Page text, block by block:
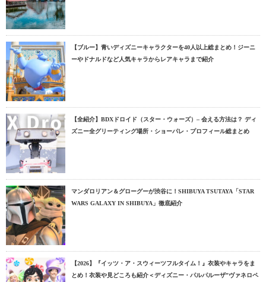
【ブルー】青いディズニーキャラクターを40人以上総まとめ！ジーニ
ーやドナルドなど人気キャラからレアキャラまで紹介
【全紹介】BDXドロイド（スター・ウォーズ）– 会える方法は？ ディ
ズニー全グリーティング場所・ショーパレ・プロフィール総まとめ
マンダロリアン＆グローグーが渋谷に！SHIBUYA TSUTAYA「STAR
WARS GALAXY IN SHIBUYA」徹底紹介
【2026】『イッツ・ア・スウィーツフルタイム！』衣装やキャラをま
とめ！衣装や見どころも紹介＜ディズニー・パルパルーザ”ヴァネロペ